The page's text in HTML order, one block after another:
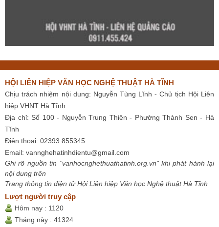
HỘI LIÊN HIỆP VĂN HỌC NGHỆ THUẬT HÀ TĨNH
Chịu trách nhiệm nội dung: Nguyễn Tùng Lĩnh - Chủ tịch Hội Liên
hiệp VHNT Hà Tĩnh
Địa chỉ: Số 100 - Nguyễn Trung Thiên - Phường Thành Sen - Hà
Tĩnh
Điện thoại: 02393 855345
Email: vannghehatinhdientu@gmail.com
Ghi rõ nguồn tin "vanhocnghethuathatinh.org.vn" khi phát hành lại
nội dung trên
Trang thông tin điện tử Hội Liên hiệp Văn học Nghệ thuật Hà Tĩnh
Lượt người truy cập
Hôm nay : 1120
Tháng này : 41324